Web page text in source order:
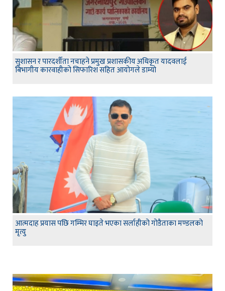
सुशासन र पारदर्शीता नचाहने प्रमुख प्रशासकीय अधिकृत यादवलाई
बिभागीय कारवाहीको सिफारिश सहित आयोगले डाम्यो
आत्मदाह प्रयास पछि गम्भिर घाइते भएका सर्लाहीको गोडैताका मण्डलको
मृत्यु